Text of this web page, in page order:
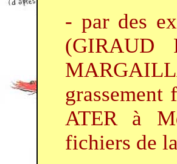
- par des
(GIRAUD
grassement
ATER à
fichiers de